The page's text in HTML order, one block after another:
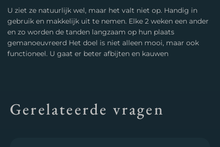
U ziet ze natuurlijk wel, maar het valt niet op. Handig in
gebruik en makkelijk uit te nemen. Elke 2 weken een ander
en zo worden de tanden langzaam op hun plaats
gemanoeuvreerd Het doel is niet alleen mooi, maar ook
functioneel. U gaat er beter afbijten en kauwen
Gerelateerde vragen